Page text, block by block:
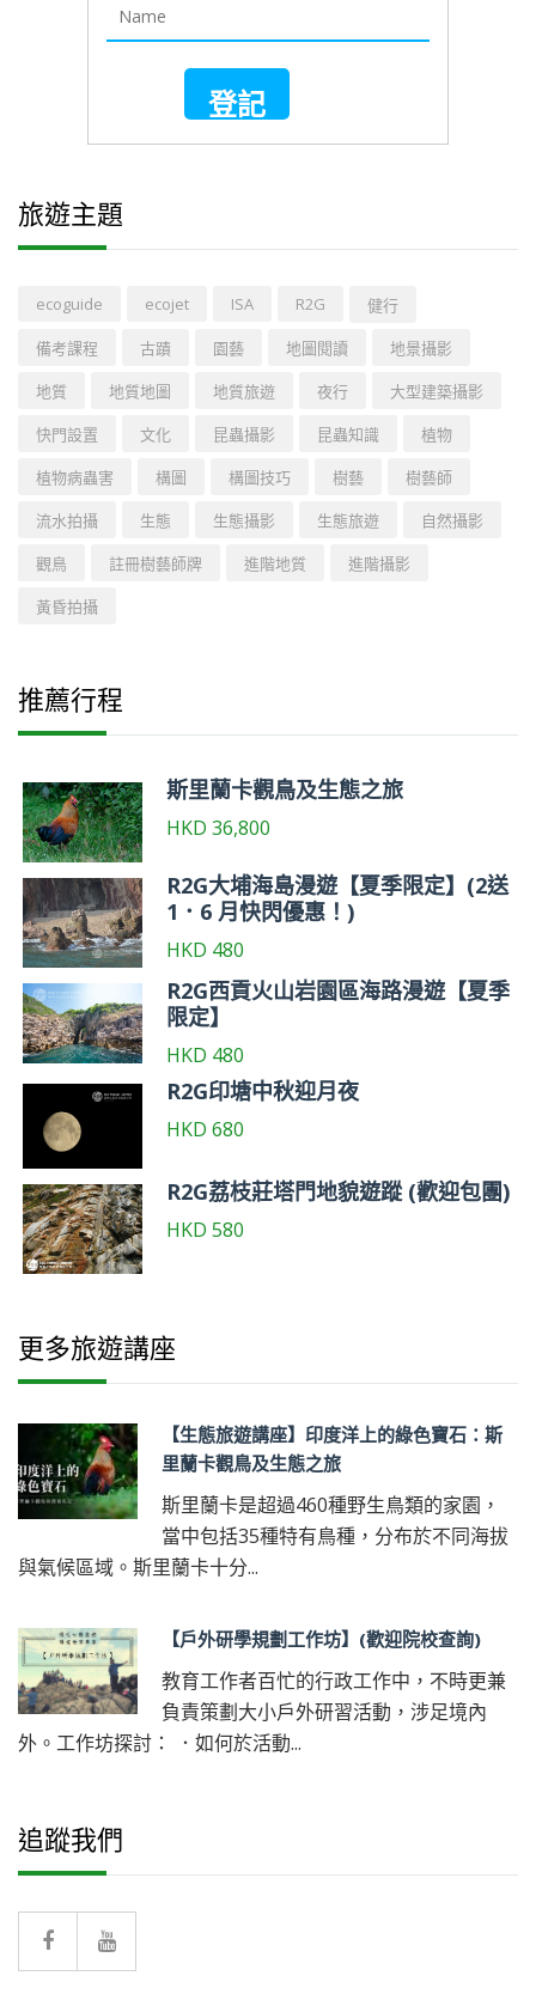
旅遊主題
ecoguide ecojet ISA R2G
健行
備考課程
古蹟 園藝 地圖閱讀
地景攝影
地質
地質地圖 地質旅遊 夜行
大型建築攝影
快門設置
文化 昆蟲攝影 昆蟲知識
植物
植物病蟲害
構圖 構圖技巧 樹藝
樹藝師
流水拍攝
生態 生態攝影 生態旅遊
自然攝影
觀鳥
註冊樹藝師牌 進階地質
進階攝影
黃昏拍攝
推薦行程
斯里蘭卡觀鳥及生態之旅
HKD 36,800
R2G大埔海島漫遊【夏季限定】(2送
1．6 月快閃優惠！)
HKD 480
R2G西貢火山岩園區海路漫遊【夏季
限定】
HKD 480
R2G印塘中秋迎月夜
HKD 680
R2G荔枝莊塔門地貌遊蹤 (歡迎包團)
HKD 580
更多旅遊講座
【生態旅遊講座】印度洋上的綠色寶石：斯
里蘭卡觀鳥及生態之旅
斯里蘭卡是超過460種野生鳥類的家園，
當中包括35種特有鳥種，分布於不同海拔
與氣候區域。斯里蘭卡十分...
【戶外研學規劃工作坊】(歡迎院校查詢)
教育工作者百忙的行政工作中，不時更兼
負責策劃大小戶外研習活動，涉足境內
外。工作坊探討： ．如何於活動...
追蹤我們